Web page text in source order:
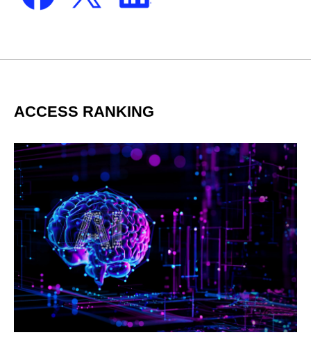
ACCESS RANKING